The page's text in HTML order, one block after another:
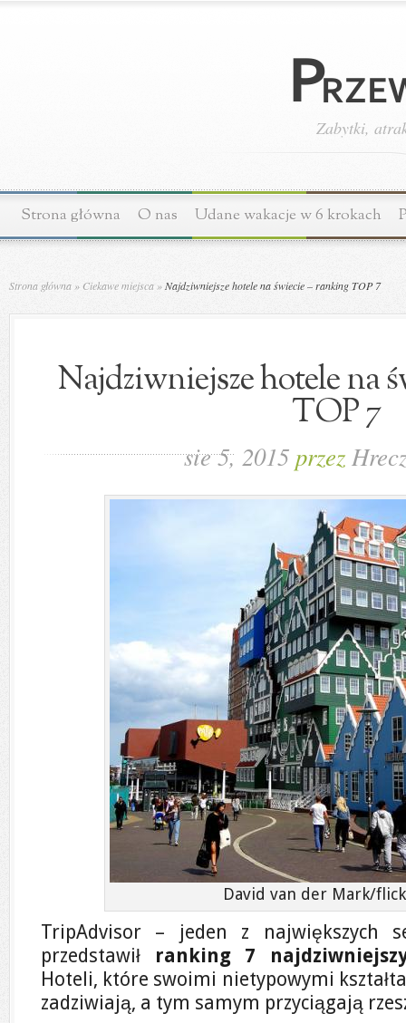
Zabytki,
Strona główna O nas Udane wakacje w 6 krokach
Strona główna » Ciekawe miejsca »Najdziwniejsze hotele na świecie – ranking TOP 7
Najdziwniejsze hotele na
TOP 7
sie 5, 2015 przez
David van der Mark/
TripAdvisor – jeden z największych
przedstawił ranking 7
Hoteli, które swoimi nietypowymi
zadziwiają, a tym samym przyciągają